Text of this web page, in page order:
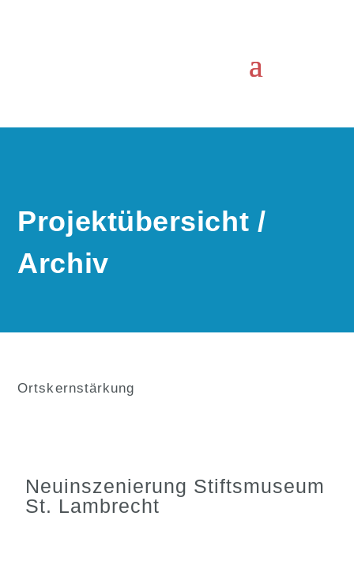
Projektübersicht /
Archiv
Ortskernstärkung
Neuinszenierung Stiftsmuseum
St. Lambrecht